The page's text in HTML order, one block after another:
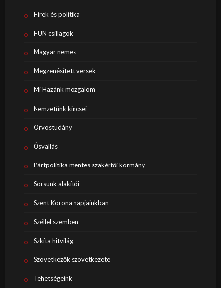
Hírek és politika
HUN csillagok
Magyar nemes
Megzenésített versek
Mi Hazánk mozgalom
Nemzetünk kincsei
Orvostudány
Ősvallás
Pártpolitika mentes szakértői kormány
Sorsunk alakítói
Szent Korona napjainkban
Széllel szemben
Szkíta hitvilág
Szövetkezők szövetkezete
Tehetségeink